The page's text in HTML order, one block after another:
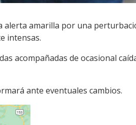
amarilla por una
intensas.
acompañadas de ocasional
ante eventuales cambios.